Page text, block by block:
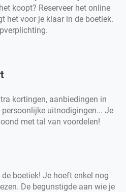
koopt? Reserveer het online
het voor je klaar in de boetiek.
kortingen, aanbiedingen in
persoonlijke uitnodigingen... Je
met tal van voordelen!
boetiek! Je hoeft enkel nog
De begunstigde aan wie je